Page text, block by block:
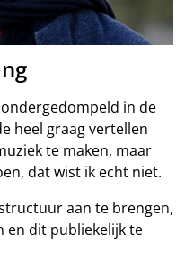
in de
heel graag vertellen
te maken, maar
dat wist ik echt niet.
aan te brengen,
en dit publiekelijk te